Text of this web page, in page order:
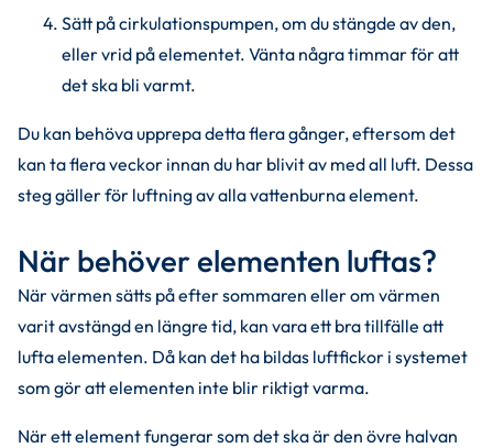
Sätt på cirkulationspumpen, om du stängde av den,
eller vrid på elementet. Vänta några timmar för att
det ska bli varmt.
Du kan behöva upprepa detta flera gånger, eftersom det
kan ta flera veckor innan du har blivit av med all luft. Dessa
steg gäller för luftning av alla vattenburna element.
När behöver elementen luftas?
När värmen sätts på efter sommaren eller om värmen
varit avstängd en längre tid, kan vara ett bra tillfälle att
lufta elementen. Då kan det ha bildas luftfickor i systemet
som gör att elementen inte blir riktigt varma.
När ett element fungerar som det ska är den övre halvan